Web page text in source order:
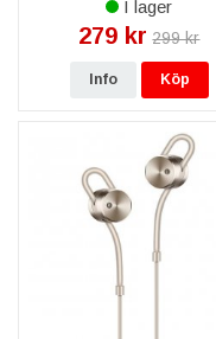
I lager
279 kr 299 kr
Info Köp